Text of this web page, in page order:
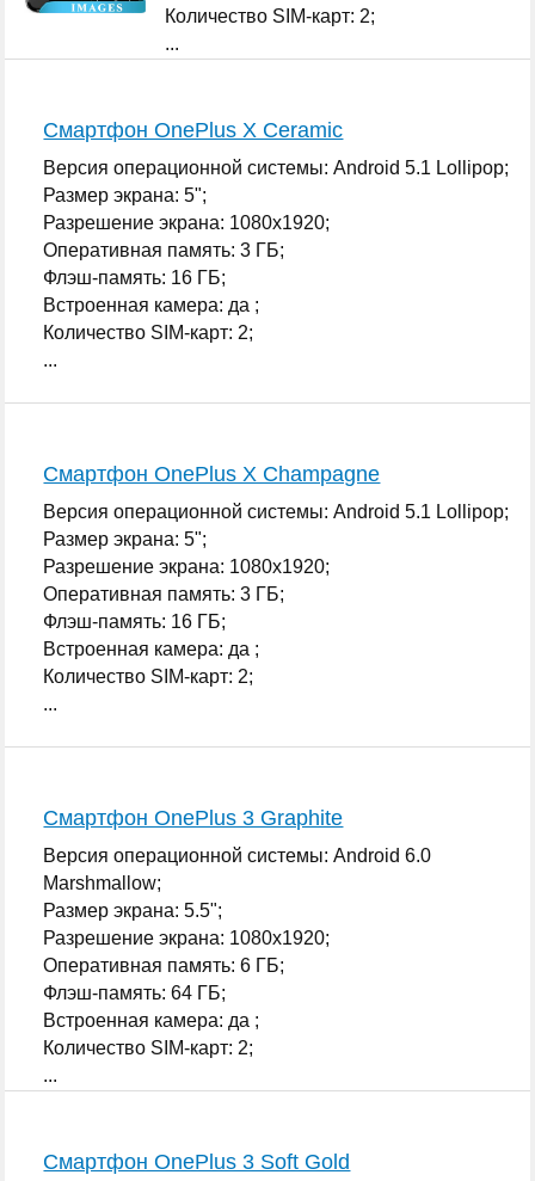
Количество SIM-карт: 2;
...
Смартфон OnePlus X Ceramic
Версия операционной системы: Android 5.1 Lollipop;
Размер экрана: 5";
Разрешение экрана: 1080x1920;
Оперативная память: 3 ГБ;
Флэш-память: 16 ГБ;
Встроенная камера: да ;
Количество SIM-карт: 2;
...
Смартфон OnePlus X Champagne
Версия операционной системы: Android 5.1 Lollipop;
Размер экрана: 5";
Разрешение экрана: 1080x1920;
Оперативная память: 3 ГБ;
Флэш-память: 16 ГБ;
Встроенная камера: да ;
Количество SIM-карт: 2;
...
Смартфон OnePlus 3 Graphite
Версия операционной системы: Android 6.0
Marshmallow;
Размер экрана: 5.5";
Разрешение экрана: 1080x1920;
Оперативная память: 6 ГБ;
Флэш-память: 64 ГБ;
Встроенная камера: да ;
Количество SIM-карт: 2;
...
Смартфон OnePlus 3 Soft Gold